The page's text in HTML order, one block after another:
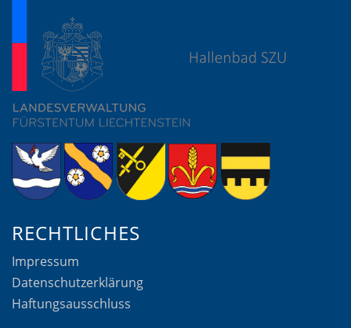
RECHTLICHES
Impressum
Datenschutzerklärung
Haftungsausschluss